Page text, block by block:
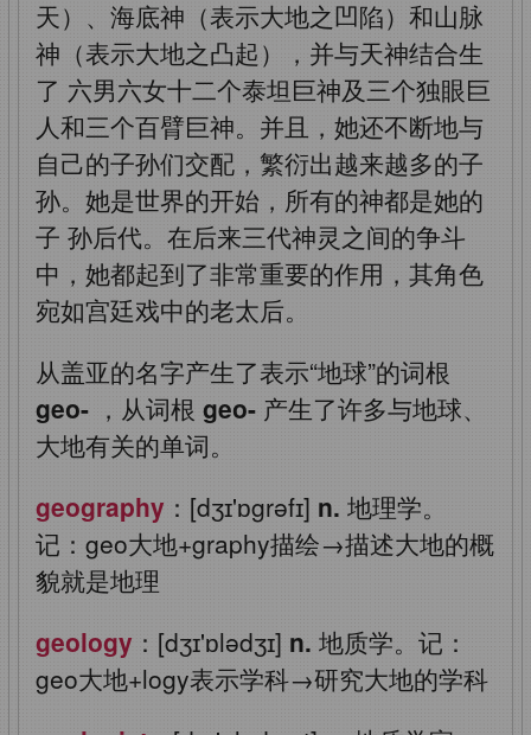
天）、海底神（表示大地之凹陷）和山脉
神（表示大地之凸起），并与天神结合生
了 六男六女十二个泰坦巨神及三个独眼巨
人和三个百臂巨神。并且，她还不断地与
自己的子孙们交配，繁衍出越来越多的子
孙。她是世界的开始，所有的神都是她的
子 孙后代。在后来三代神灵之间的争斗
中，她都起到了非常重要的作用，其角色
宛如宫廷戏中的老太后。
从盖亚的名字产生了表示“地球”的词根
geo- ，从词根 geo- 产生了许多与地球、
大地有关的单词。
geography ：[dʒɪ'ɒgrəfɪ] n. 地理学。
记：geo大地+graphy描绘→描述大地的概
貌就是地理
geology ：[dʒɪ'ɒlədʒɪ] n. 地质学。记：
geo大地+logy表示学科→研究大地的学科